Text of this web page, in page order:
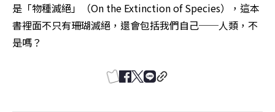
是「物種滅絕」（On the Extinction of Species），這本
書裡面不只有珊瑚滅絕，還會包括我們自己──人類，不
是嗎？